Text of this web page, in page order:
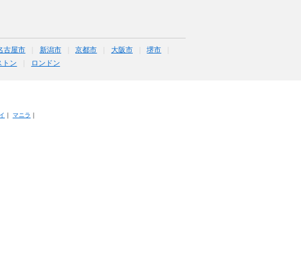
古屋市 新潟市 京都市 大阪市
堺市
トン ロンドン
マニラ